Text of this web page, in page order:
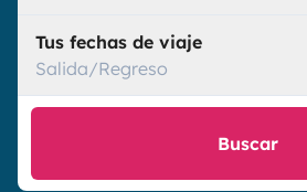
Tus fechas de viaje
Salida/Regreso
Buscar